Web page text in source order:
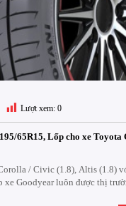
Lượt xem: 0
65R15, Lốp cho xe
/ Civic (1.8), Altis (1.8)
xe Goodyear luôn được thị